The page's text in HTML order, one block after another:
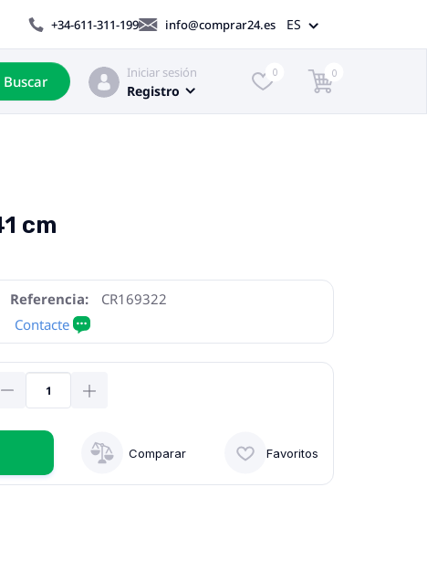
+34-611-311-199 info@comprar24.es ES
Buscar
Iniciar sesión
Registro
0 0
cm
Referencia:
CR169322
Favoritos
Comparar